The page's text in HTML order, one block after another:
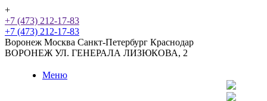
+
+7 (473) 212-17-83
+7 (473) 212-17-83
Воронеж Москва Санкт-Петербург Краснодар
ВОРОНЕЖ УЛ. ГЕНЕРАЛА ЛИЗЮКОВА, 2
Меню